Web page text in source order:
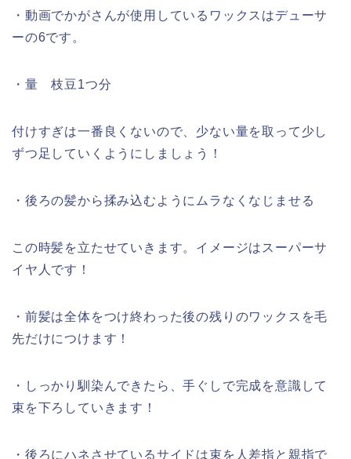
・動画でかがさんが使用しているワックスはデューサ
ーの6です。
・量 枝豆1つ分
付けすぎは一番良くないので、少ない量を取って少し
ずつ足していくようにしましょう！
・後ろの髪から揉み込むようにムラなくなじませる
この時髪を立たせていきます。イメージはスーパーサ
イヤ人です！
・前髪は全体をつけ終わった後の残りのワックスを毛
先だけにつけます！
・しっかり馴染んできたら、手ぐしで完成を意識して
束を下ろしていきます！
・後ろにハネさせているサイドは束を人差指と親指で